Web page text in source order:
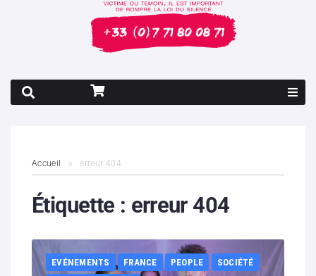
Contenus litigieux
Boutique
Accueil erreur 404
Étiquette : erreur 404
EVÉNEMENTS FRANCE PEOPLE
SOCIÉTÉ